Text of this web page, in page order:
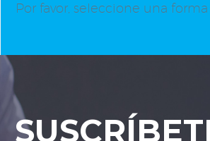
Por favor, seleccione una